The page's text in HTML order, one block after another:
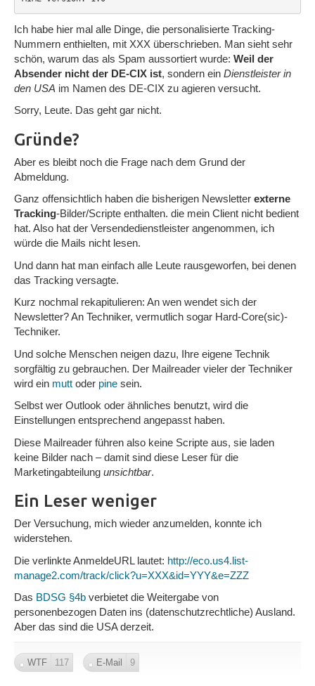
Ich habe hier mal alle Dinge, die personalisierte Tracking-
Nummern enthielten, mit XXX überschrieben. Man sieht sehr
schön, warum das als Spam aussortiert wurde: Weil der
Absender nicht der DE-CIX ist, sondern ein Dienstleister in
den USA im Namen des DE-CIX zu agieren versucht.
Sorry, Leute. Das geht gar nicht.
Gründe?
Aber es bleibt noch die Frage nach dem Grund der
Abmeldung.
Ganz offensichtlich haben die bisherigen Newsletter externe
Tracking-Bilder/Scripte enthalten. die mein Client nicht bedient
hat. Also hat der Versendedienstleister angenommen, ich
würde die Mails nicht lesen.
Und dann hat man einfach alle Leute rausgeworfen, bei denen
das Tracking versagte.
Kurz nochmal rekapitulieren: An wen wendet sich der
Newsletter? An Techniker, vermutlich sogar Hard-Core(sic)-
Techniker.
Und solche Menschen neigen dazu, Ihre eigene Technik
sorgfältig zu gebrauchen. Der Mailreader vieler der Techniker
wird ein mutt oder pine sein.
Selbst wer Outlook oder ähnliches benutzt, wird die
Einstellungen entsprechend angepasst haben.
Diese Mailreader führen also keine Scripte aus, sie laden
keine Bilder nach – damit sind diese Leser für die
Marketingabteilung unsichtbar.
Ein Leser weniger
Der Versuchung, mich wieder anzumelden, konnte ich
widerstehen.
Die verlinkte AnmeldeURL lautet: http://eco.us4.list-
manage2.com/track/click?u=XXX&id=YYY&e=ZZZ
Das BDSG §4b verbietet die Weitergabe von
personenbezogen Daten ins (datenschutzrechtliche) Ausland.
Aber das sind die USA derzeit.
WTF 117 E-Mail 9